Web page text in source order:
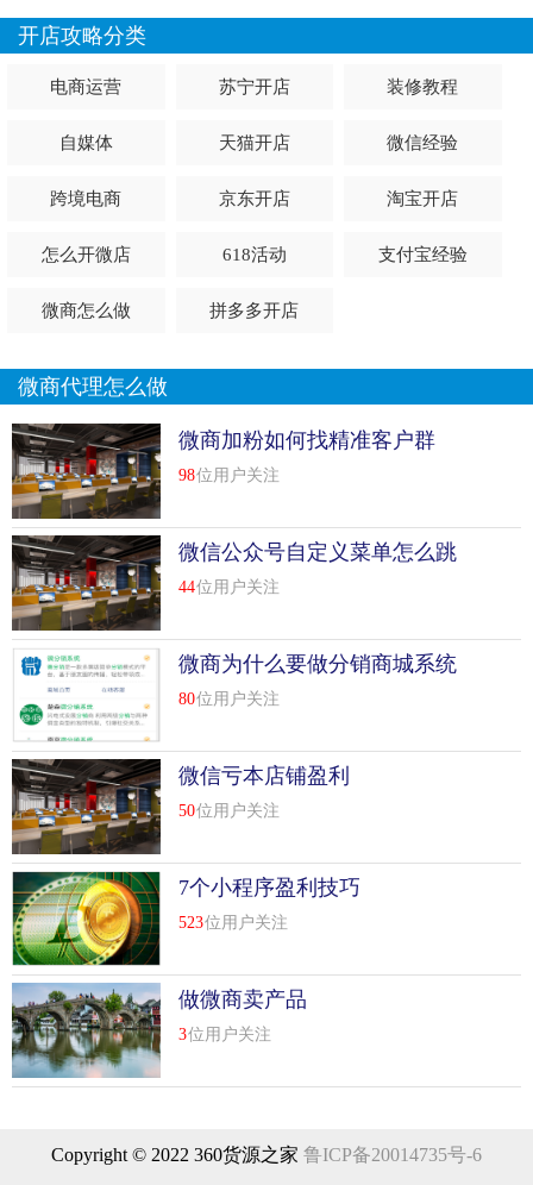
开店攻略分类
电商运营 苏宁开店 装修教程
自媒体 天猫开店 微信经验
跨境电商 京东开店 淘宝开店
怎么开微店 618活动 支付宝经验
微商怎么做 拼多多开店
微商代理怎么做
微商加粉如何找精准客户群
98位用户关注
微信公众号自定义菜单怎么跳
转小程序
44位用户关注
微商为什么要做分销商城系统
80位用户关注
微信亏本店铺盈利
50位用户关注
7个小程序盈利技巧
523位用户关注
做微商卖产品
3位用户关注
Copyright © 2022 360货源之家 鲁ICP备20014735号-6